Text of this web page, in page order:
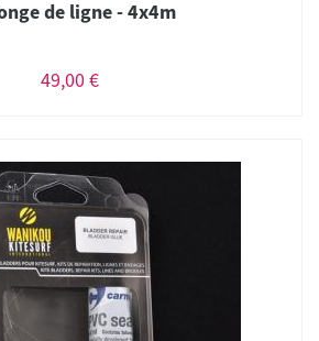
de ligne - 4x4m
49,00 €